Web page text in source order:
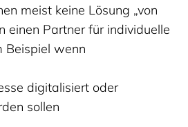
meist keine Lösung „von
einen Partner für individuelle
Beispiel wenn
digitalisiert oder
sollen